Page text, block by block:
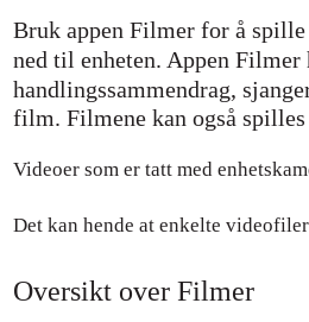
Bruk appen Filmer for å
ned til enheten. Appen
handlingssammendrag,
film. Filmene kan også
Videoer som er tatt med
Det kan hende at enkelte
Oversikt over Filmer